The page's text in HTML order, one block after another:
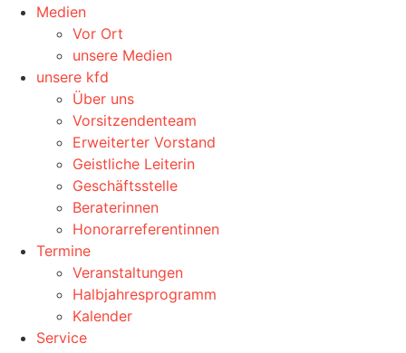
Medien
Vor Ort
unsere Medien
unsere kfd
Über uns
Vorsitzendenteam
Erweiterter Vorstand
Geistliche Leiterin
Geschäftsstelle
Beraterinnen
Honorarreferentinnen
Termine
Veranstaltungen
Halbjahresprogramm
Kalender
Service